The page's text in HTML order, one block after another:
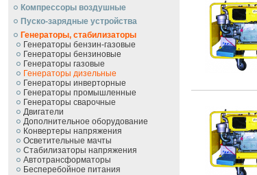
Компрессоры воздушные
Пуско-зарядные устройства
Генераторы, стабилизаторы
Генераторы бензин-газовые
Генераторы бензиновые
Генераторы газовые
Генераторы дизельные
Генераторы инверторные
Генераторы промышленные
Генераторы сварочные
Двигатели
Дополнительное оборудование
Конвертеры напряжения
Осветительные мачты
Стабилизаторы напряжения
Автотрансформаторы
Бесперебойное питания